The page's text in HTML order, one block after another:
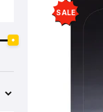
SALE